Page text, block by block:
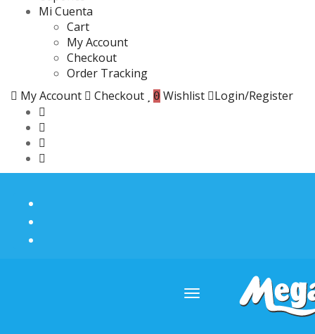
Mi Cuenta
Cart
My Account
Checkout
Order Tracking
My Account
Checkout 0 Wishlist Login/Register
Menu